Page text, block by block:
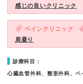
感じの良いクリニック
ペインクリニック
肩凝り
診療科目：
心臓血管外科、整形外科、ペ